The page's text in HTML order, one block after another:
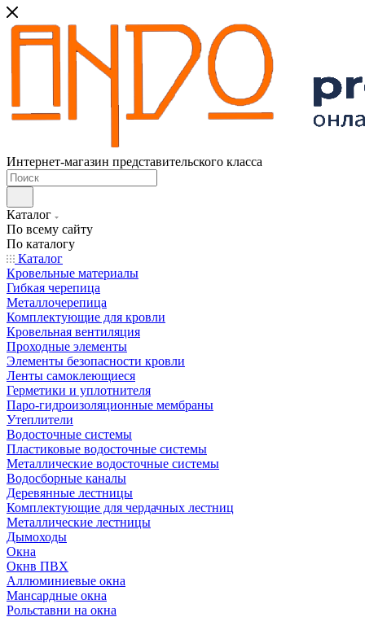
Интернет-магазин представительского класса
Каталог
По всему сайту
По каталогу
Каталог
Кровельные материалы
Гибкая черепица
Металлочерепица
Комплектующие для кровли
Кровельная вентиляция
Проходные элементы
Элементы безопасности кровли
Ленты самоклеющиеся
Герметики и уплотнителя
Паро-гидроизоляционные мембраны
Утеплители
Водосточные системы
Пластиковые водосточные системы
Металлические водосточные системы
Водосборные каналы
Деревянные лестницы
Комплектующие для чердачных лестниц
Металлические лестницы
Дымоходы
Окна
Окнв ПВХ
Аллюминиевые окна
Мансардные окна
Рольставни на окна